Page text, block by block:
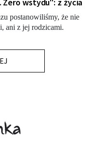
postanowiliśmy, że nie
ani z jej rodzicami.